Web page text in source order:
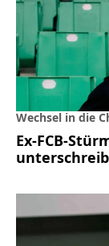
Wechsel in die
Ex-FCB-